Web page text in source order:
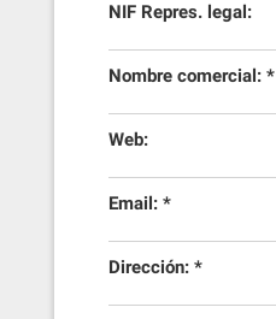
NIF Repres. legal:
Nombre comercial: *
Web:
Email: *
Dirección: *